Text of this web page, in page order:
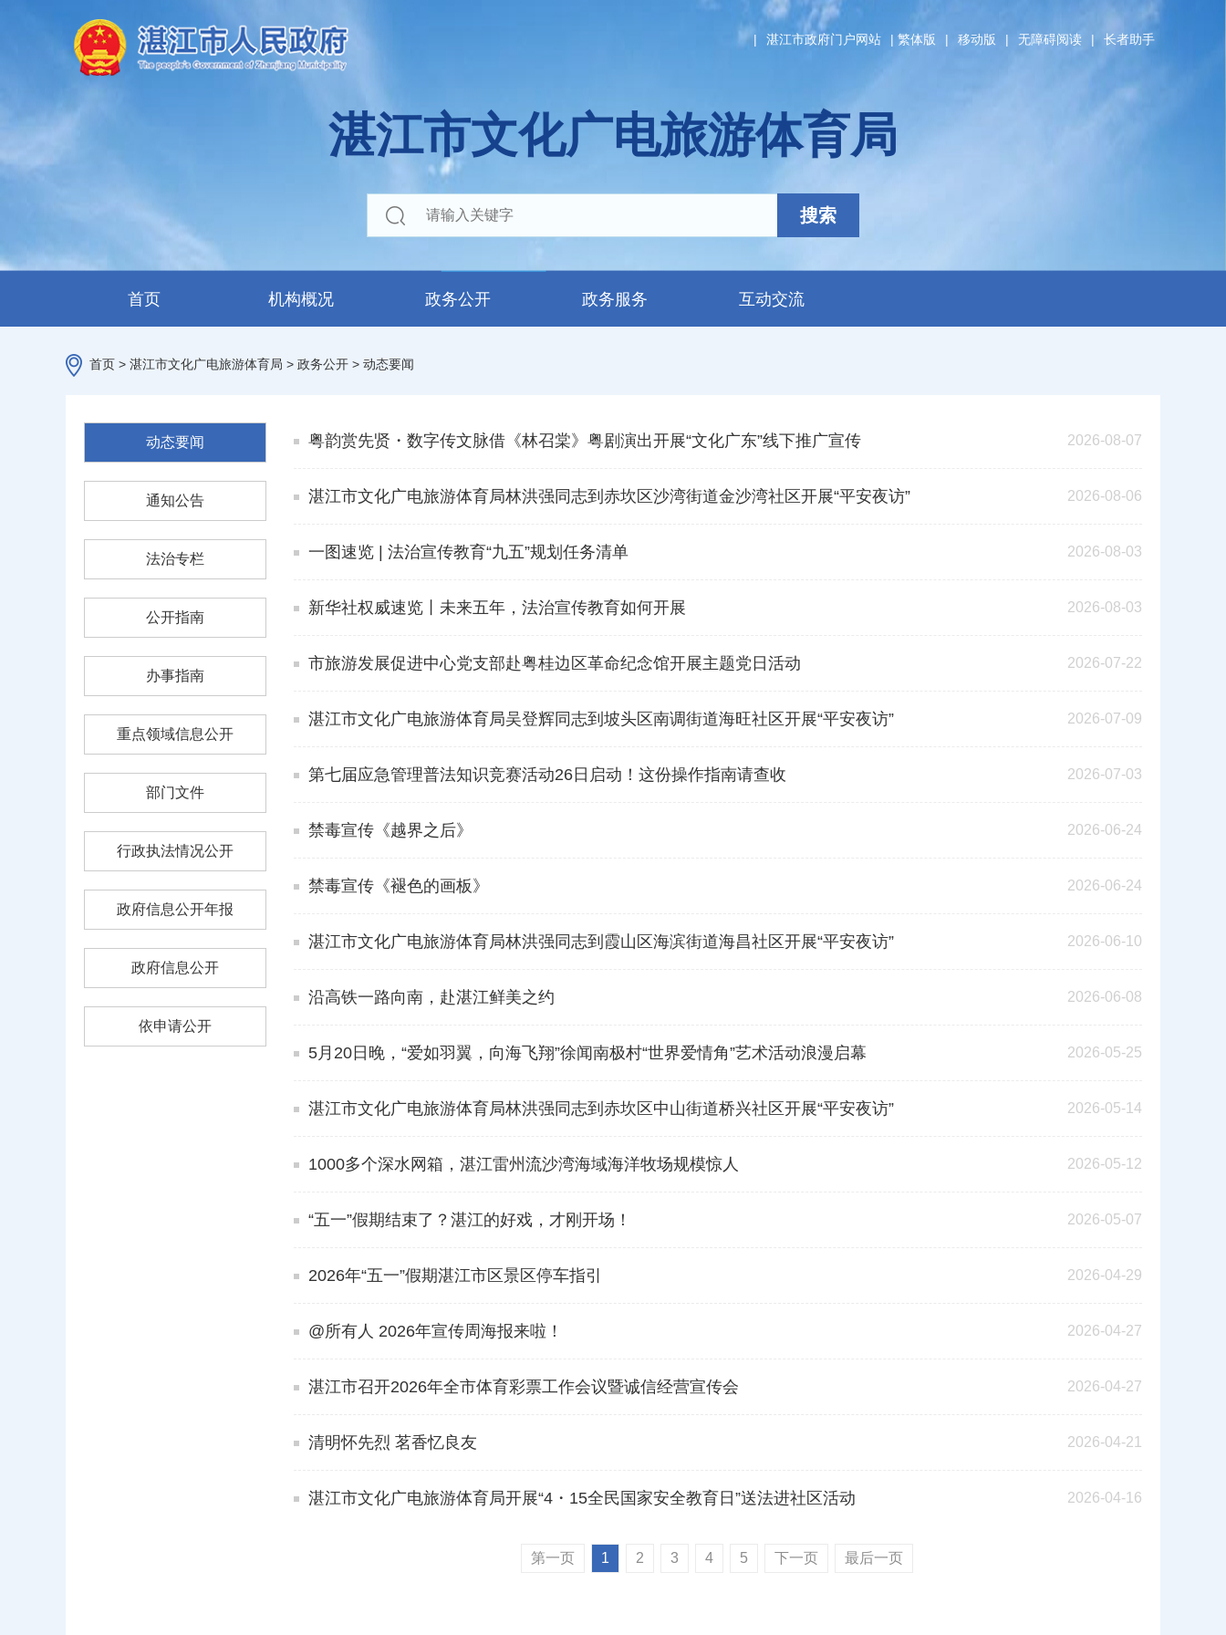
| 湛江市政府门户网站 | 繁体版 | 移动版 | 无障碍阅读 | 长者助手
湛江市文化广电旅游体育局
搜索
首页 机构概况 政务公开 政务服务 互动交流
首页 > 湛江市文化广电旅游体育局 > 政务公开 > 动态要闻
动态要闻
通知公告
法治专栏
公开指南
办事指南
重点领域信息公开
部门文件
行政执法情况公开
政府信息公开年报
政府信息公开
依申请公开
粤韵赏先贤・数字传文脉借《林召棠》粤剧演出开展“文化广东”线下推广宣传 2026-08-07
湛江市文化广电旅游体育局林洪强同志到赤坎区沙湾街道金沙湾社区开展“平安夜访” 2026-08-06
一图速览 | 法治宣传教育“九五”规划任务清单 2026-08-03
新华社权威速览丨未来五年，法治宣传教育如何开展 2026-08-03
市旅游发展促进中心党支部赴粤桂边区革命纪念馆开展主题党日活动 2026-07-22
湛江市文化广电旅游体育局吴登辉同志到坡头区南调街道海旺社区开展“平安夜访” 2026-07-09
第七届应急管理普法知识竞赛活动26日启动！这份操作指南请查收 2026-07-03
禁毒宣传《越界之后》 2026-06-24
禁毒宣传《褪色的画板》 2026-06-24
湛江市文化广电旅游体育局林洪强同志到霞山区海滨街道海昌社区开展“平安夜访” 2026-06-10
沿高铁一路向南，赴湛江鲜美之约 2026-06-08
5月20日晚，“爱如羽翼，向海飞翔”徐闻南极村“世界爱情角”艺术活动浪漫启幕 2026-05-25
湛江市文化广电旅游体育局林洪强同志到赤坎区中山街道桥兴社区开展“平安夜访” 2026-05-14
1000多个深水网箱，湛江雷州流沙湾海域海洋牧场规模惊人 2026-05-12
“五一”假期结束了？湛江的好戏，才刚开场！ 2026-05-07
2026年“五一”假期湛江市区景区停车指引 2026-04-29
@所有人 2026年宣传周海报来啦！ 2026-04-27
湛江市召开2026年全市体育彩票工作会议暨诚信经营宣传会 2026-04-27
清明怀先烈 茗香忆良友 2026-04-21
湛江市文化广电旅游体育局开展“4・15全民国家安全教育日”送法进社区活动 2026-04-16
第一页 1 2 3 4 5 下一页 最后一页